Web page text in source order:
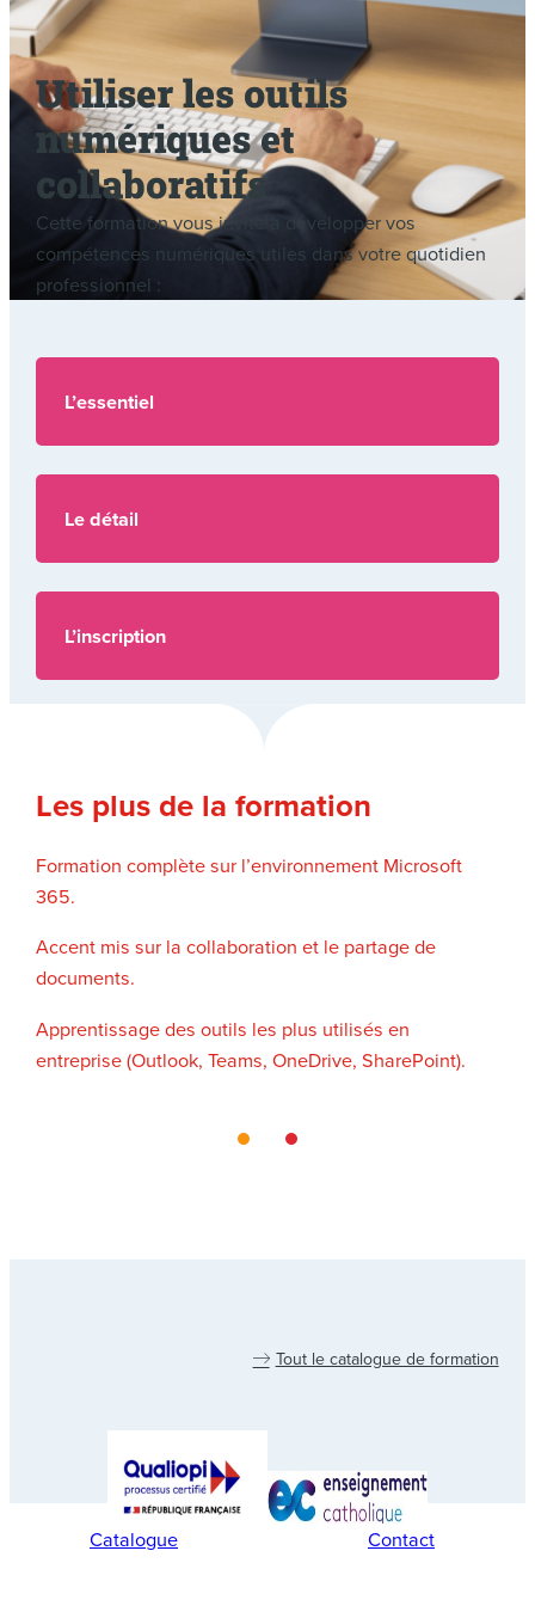
Utiliser les outils
numériques et
collaboratifs
Cette formation vous invite à développer vos
compétences numériques utiles dans votre quotidien
professionnel :
L’essentiel
Le détail
L’inscription
Les plus de la formation
Formation complète sur l’environnement Microsoft
365.
Accent mis sur la collaboration et le partage de
documents.
Apprentissage des outils les plus utilisés en
entreprise (Outlook, Teams, OneDrive, SharePoint).
Tout le catalogue de formation
Catalogue Contact